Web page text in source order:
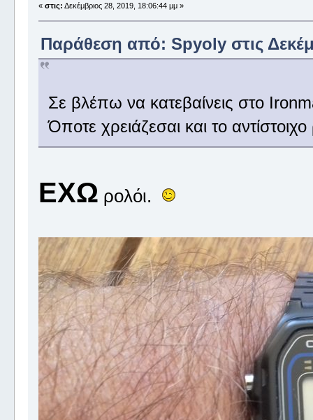
« στις: Δεκέμβριος 28, 2019, 18:06:44 μμ »
Παράθεση από: Spyoly στις
Σε βλέπω να κατεβαίνεις στο
Όποτε χρειάζεσαι και το
ΕΧΩ ρολόι.